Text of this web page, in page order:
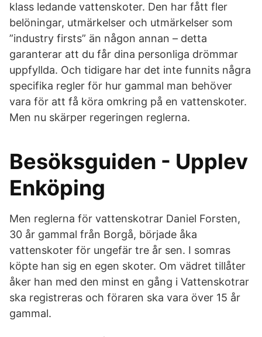
klass ledande vattenskoter. Den har fått fler
belöningar, utmärkelser och utmärkelser som
”industry firsts” än någon annan – detta
garanterar att du får dina personliga drömmar
uppfyllda. Och tidigare har det inte funnits några
specifika regler för hur gammal man behöver
vara för att få köra omkring på en vattenskoter.
Men nu skärper regeringen reglerna.
Besöksguiden - Upplev
Enköping
Men reglerna för vattenskotrar Daniel Forsten,
30 år gammal från Borgå, började åka
vattenskoter för ungefär tre år sen. I somras
köpte han sig en egen skoter. Om vädret tillåter
åker han med den minst en gång i Vattenskotrar
ska registreras och föraren ska vara över 15 år
gammal.